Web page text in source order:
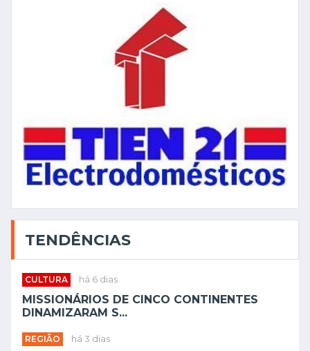
TENDÊNCIAS
CULTURA há 6 dias
MISSIONÁRIOS DE CINCO CONTINENTES
DINAMIZARAM S...
REGIÃO há 3 dias